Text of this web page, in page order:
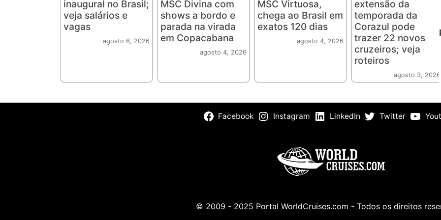
inaugural no Brasil;
veja salários e
vagas
agosto 6, 2026
MSC Divina com
shows a bordo e
parada na virada
em Copacabana
agosto 4, 2026
MSC Virtuosa,
chega ao Brasil em
exatos 120 dias
agosto 4, 2026
extensão da
temporada da
Corazul pode
trazer 22 novos
cruzeiros; veja
roteiros
agosto 3, 2026
Facebook Instagram LinkedIn Twitter
© 2009 - 2025 Portal WorldCruises.com - Todos os direitos